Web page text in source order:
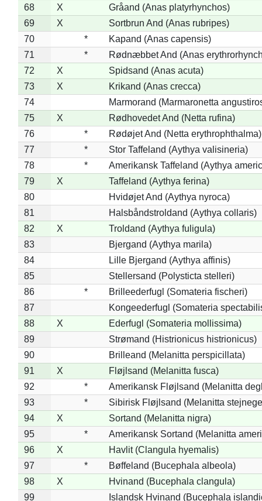
68
X
Gråand (Anas platyrhynchos)
69
X
Sortbrun And (Anas rubripes)
70
*
Kapand (Anas capensis)
71
*
Rødnæbbet And (Anas
72
X
Spidsand (Anas acuta)
73
X
Krikand (Anas crecca)
74
Marmorand (Marmaronetta
75
X
Rødhovedet And (Netta rufina)
76
*
Rødøjet And (Netta erythrophthalma)
77
*
Stor Taffeland (Aythya valisineria)
78
*
Amerikansk Taffeland (Aythya
79
X
Taffeland (Aythya ferina)
80
Hvidøjet And (Aythya nyroca)
81
Halsbåndstroldand (Aythya collaris)
82
X
Troldand (Aythya fuligula)
83
Bjergand (Aythya marila)
84
Lille Bjergand (Aythya affinis)
85
Stellersand (Polysticta stelleri)
86
*
Brilleederfugl (Somateria fischeri)
87
Kongeederfugl (Somateria
88
X
Ederfugl (Somateria mollissima)
89
Strømand (Histrionicus histrionicus)
90
Brilleand (Melanitta perspicillata)
91
X
Fløjlsand (Melanitta fusca)
92
*
Amerikansk Fløjlsand (Melanitta
93
*
Sibirisk Fløjlsand (Melanitta
94
X
Sortand (Melanitta nigra)
95
*
Amerikansk Sortand (Melanitta
96
X
Havlit (Clangula hyemalis)
97
*
Bøffeland (Bucephala albeola)
98
X
Hvinand (Bucephala clangula)
99
Islandsk Hvinand (Bucephala